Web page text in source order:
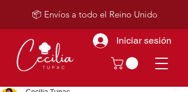
Iniciar sesión
📦 Envíos a todo el Reino Unido